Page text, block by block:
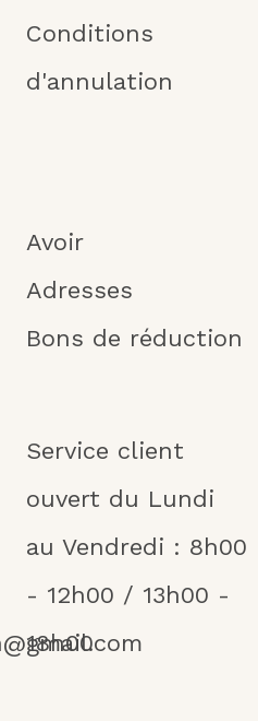
Conditions
d'annulation
Avoir
Adresses
Bons de réduction
Service client
ouvert du Lundi
au Vendredi : 8h00
- 12h00 / 13h00 -
18h00